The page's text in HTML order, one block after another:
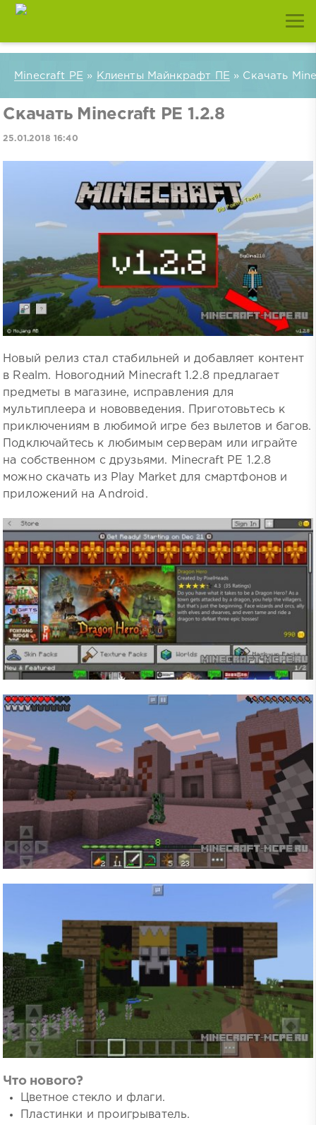
Minecraft PE » Клиенты Майнкрафт ПЕ » Скачать
Скачать Minecraft PE 1.2.8
25.01.2018 16:40
Новый релиз стал стабильней и добавляет контент
в Realm. Новогодний Minecraft 1.2.8 предлагает
предметы в магазине, исправления для
мультиплеера и нововведения. Приготовьтесь к
приключениям в любимой игре без вылетов и багов.
Подключайтесь к любимым серверам или играйте
на собственном с друзьями. Minecraft PE 1.2.8
можно скачать из Play Market для смартфонов и
приложений на Android.
Что нового?
Цветное стекло и флаги.
Пластинки и проигрыватель.